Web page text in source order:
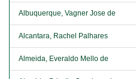
Albuquerque, Vagner Jose de
Alcantara, Rachel Palhares
Almeida, Everaldo Mello de